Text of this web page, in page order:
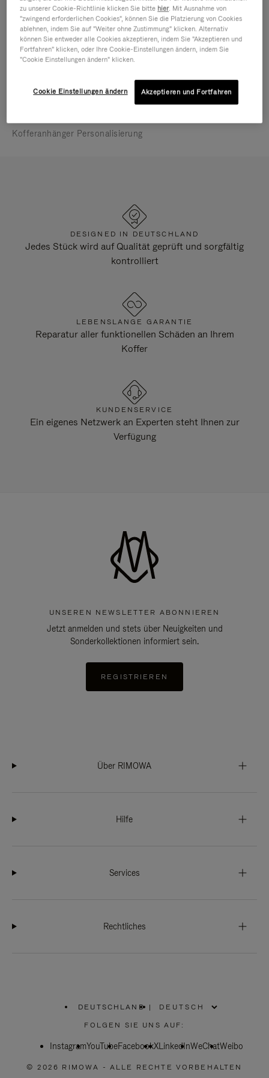
außerhalb der Öffnungszeiten vergeben werden.
Aktuell geschlossen
SERVICES VOR ORT
Kofferanhänger Personalisierung
DESIGNED IN DEUTSCHLAND
Jedes Stück wird auf Qualität geprüft und sorgfältig
kontrolliert
LEBENSLANGE GARANTIE
Reparatur aller funktionellen Schäden an Ihrem
Koffer
KUNDENSERVICE
Ein eigenes Netzwerk an Experten steht Ihnen zur
Verfügung
UNSEREN NEWSLETTER ABONNIEREN
Jetzt anmelden und stets über Neuigkeiten und
Sonderkollektionen informiert sein.
REGISTRIEREN
Über RIMOWA
Hilfe
Services
Rechtliches
DEUTSCHLAND
WÄHLEN
SIE
REGION
|
FOLGEN SIE UNS AUF:
InstagramYouTubeFacebookXLinkedInWeChatWeibo
© 2026 RIMOWA - ALLE RECHTE VORBEHALTEN
zu unserer Cookie-Richtlinie klicken Sie bitte hier. Mit Ausnahme von
"zwingend erforderlichen Cookies", können Sie die Platzierung von Cookies
ablehnen, indem Sie auf "Weiter ohne Zustimmung" klicken. Alternativ
können Sie entweder alle Cookies akzeptieren, indem Sie "Akzeptieren und
Fortfahren" klicken, oder Ihre Cookie-Einstellungen ändern, indem Sie
"Cookie Einstellungen ändern" klicken.
Cookie Einstellungen ändern Akzeptieren und Fortfahren